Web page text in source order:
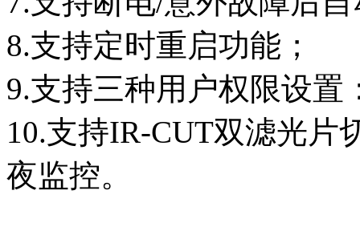
8.支持定时重启功能；
9.支持三种用户权限设
10.支持IR-CUT双滤光片
夜监控。